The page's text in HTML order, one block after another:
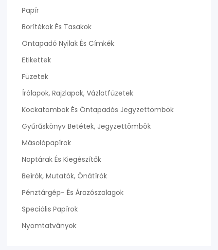
Papír
Borítékok És Tasakok
Öntapadó Nyilak És Címkék
Etikettek
Füzetek
Írólapok, Rajzlapok, Vázlatfüzetek
Kockatömbök És Öntapadós Jegyzettömbök
Gyűrűskönyv Betétek, Jegyzettömbök
Másolópapírok
Naptárak És Kiegészítők
Beírók, Mutatók, Önátírók
Pénztárgép- És Árazószalagok
Speciális Papírok
Nyomtatványok